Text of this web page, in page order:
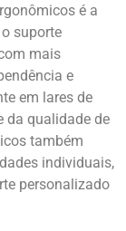
é a
suporte
mais
e
em lares de
da qualidade de
também
individuais,
personalizado